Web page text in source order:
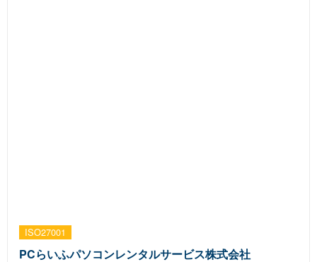
ISO27001
PCらいふパソコンレンタルサービス株式会社